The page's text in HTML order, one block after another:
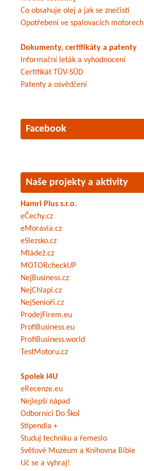
Co obsahuje olej a jak se znečistí
Opotřebení ve spalovacích motorech
Dokumenty, certifikáty a patenty
Informační leták a vyhodnocení
Certifikát TÜV-SÜD
Patenty a osvědčení
Facebook
Naše projekty a aktivity
Hamri Plus s.r.o.
eČechy.cz
eMoravia.cz
eSlezsko.cz
Mládež.cz
MOTORcheckUP
NejBusiness.cz
NejChlapi.cz
NejSenioři.cz
ProdejFirem.eu
ProfiBusiness.eu
ProfiBusiness.world
TestMotoru.cz
Spolek I4U
eRecenze.eu
Nejlepší nápad
Odborníci Do Škol
Stipendia +
Studuj techniku a řemeslo
Světové Muzeum a Knihovna Bible
Uč se a vyhraj!